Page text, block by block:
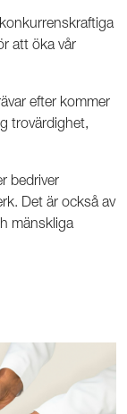
att öka vår
efter kommer
trovärdighet,
bedriver
Det är också av
mänskliga